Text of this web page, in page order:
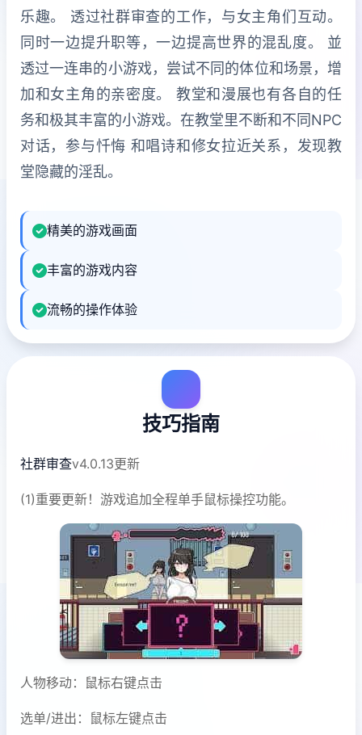
乐趣。 透过社群审查的工作，与女主角们互动。
同时一边提升职等，一边提高世界的混乱度。 並
透过一连串的小游戏，尝试不同的体位和场景，增
加和女主角的亲密度。 教堂和漫展也有各自的任
务和极其丰富的小游戏。在教堂里不断和不同NPC
对话，参与忏悔 和唱诗和修女拉近关系，发现教
堂隐藏的淫乱。
精美的游戏画面
丰富的游戏内容
流畅的操作体验
技巧指南
社群审查v4.0.13更新
(1)重要更新！游戏追加全程单手鼠标操控功能。
人物移动：鼠标右键点击
选单/进出：鼠标左键点击